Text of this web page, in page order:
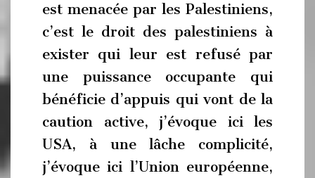
est menacée par les Palestiniens,
c’est le droit des palestiniens à
exister qui leur est refusé par
une puissance occupante qui
bénéficie d’appuis qui vont de la
caution active, j’évoque ici les
USA, à une lâche complicité,
j’évoque ici l’Union européenne,